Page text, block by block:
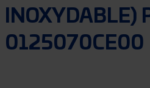
INOXYDABLE)
0125070CE00